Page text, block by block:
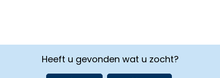
Heeft u gevonden wat u zocht?